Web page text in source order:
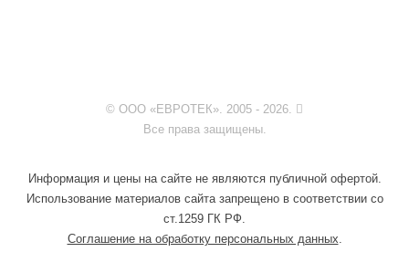
© ООО «ЕВРОТЕК». 2005 - 2026.
Все права защищены.
Информация и цены на сайте не являются публичной офертой.
Использование материалов сайта запрещено в соответствии со
ст.1259 ГК РФ.
Соглашение на обработку персональных данных.